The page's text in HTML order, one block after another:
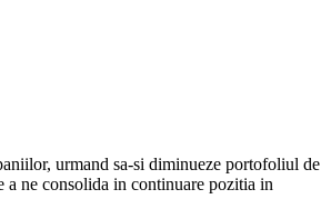
urmand sa-si diminueze portofoliul de
ne consolida in continuare pozitia in